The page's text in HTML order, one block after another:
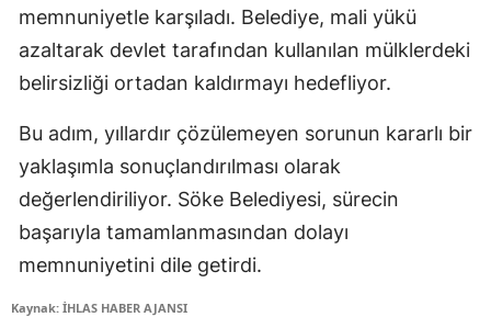
memnuniyetle karşıladı. Belediye, mali yükü
azaltarak devlet tarafından kullanılan mülklerdeki
belirsizliği ortadan kaldırmayı hedefliyor.
Bu adım, yıllardır çözülemeyen sorunun kararlı bir
yaklaşımla sonuçlandırılması olarak
değerlendiriliyor. Söke Belediyesi, sürecin
başarıyla tamamlanmasından dolayı
memnuniyetini dile getirdi.
Kaynak: İHLAS HABER AJANSI